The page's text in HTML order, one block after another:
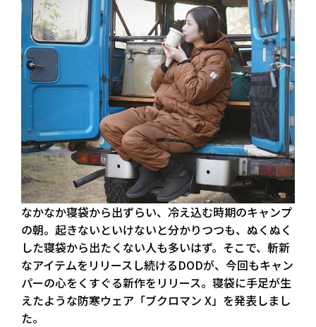
なかなか寝袋から出ずらい、冷え込む時期のキャンプ
の朝。起きないといけないと分かりつつも、ぬくぬく
した寝袋から出たくない人も多いはず。そこで、斬新
なアイテムをリリースし続けるDODが、今回もキャン
パーの心をくすぐる新作をリリース。寝袋に手足が生
えたような防寒ウェア「ブクロマン X」を発表しまし
た。